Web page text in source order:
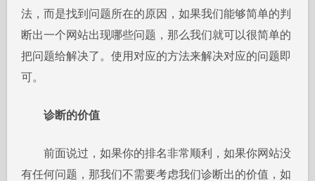
法，而是找到问题所在的原因，如果我们能够简单的判
断出一个网站出现哪些问题，那么我们就可以很简单的
把问题给解决了。使用对应的方法来解决对应的问题即
可。
诊断的价值
前面说过，如果你的排名非常顺利，如果你网站没
有任何问题，那我们不需要考虑我们诊断出的价值，如